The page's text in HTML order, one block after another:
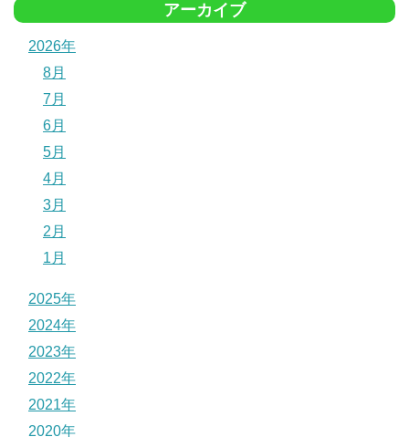
アーカイブ
2026年
8月
7月
6月
5月
4月
3月
2月
1月
2025年
2024年
2023年
2022年
2021年
2020年